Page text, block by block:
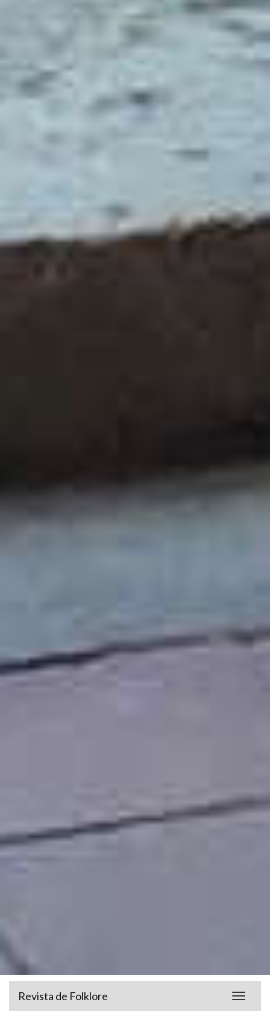
Toggle
Revista de Folklore